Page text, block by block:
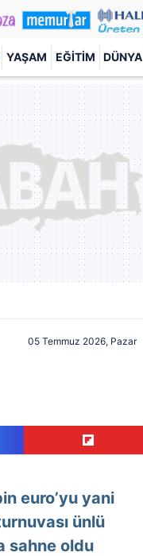
YAŞAM EĞITIM DÜNYA
05 Temmuz 2026, Pazar
euro’yu yani
ünlü
sahne oldu